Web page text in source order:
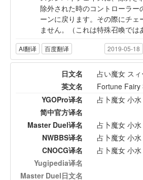
除外された時のコントローラー
ーンに戻ります。その際にチェ
ません。（これは特殊召喚では
AI翻译 百度翻译 2019-05-18
日文名
占い魔女 ス
英文名
Fortune Fairy
YGOPro译名
占卜魔女 小水
简中官方译名
Master Duel译名
占卜魔女 小水
NWBBS译名
占卜魔女 小水
CNOCG译名
占卜魔女 小水
Yugipedia译名
Master Duel日文名